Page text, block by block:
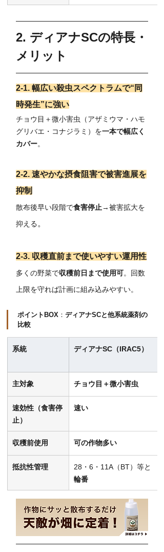
2. ディアナSCの特長・
メリット
2‑1. 幅広い殺虫スペクトラムで“同
時発生”に強い
チョウ目＋微小害虫（アザミウマ・ハモ
グリバエ・コナジラミ）を一本で幅広く
カバー。
2‑2. 速やかな摂食阻害で被害進展を
抑制
散布後早い段階で食害停止→被害拡大を
抑える 。
2‑3. 収穫直前まで使いやすい運用性
多くの野菜で収穫前日まで使用可。回数
上限を守れば計画に組み込みやすい。
ポイントBOX ： ディアナSCと他系統薬剤の
比較
系統 ディアナSC（IRAC5）
主対象 チョウ目＋微小害虫
速効性（食害停
止）
速い
収穫前使用 可の作物多い
抵抗性管理
28・6・11A（BT）等と
輪番